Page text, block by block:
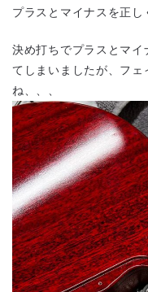
プラスとマイナスを正し
決め打ちでプラスとマ
てしまいましたが、フ
ね、、、